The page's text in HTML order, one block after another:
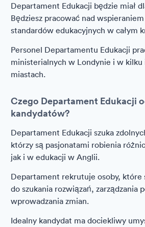
Departament Edukacji będzie miał
Będziesz pracować nad
standardów edukacyjnych w całym
Personel Departamentu Edukacji
ministerialnych w Londynie i w kilku
miastach.
Czego Departament Edukacji
kandydatów?
Departament Edukacji szuka
którzy są pasjonatami robienia
jak i w edukacji w Anglii.
Departament rekrutuje osoby, które
do szukania rozwiązań, zarządzania
wprowadzania zmian.
Idealny kandydat ma dociekliwy